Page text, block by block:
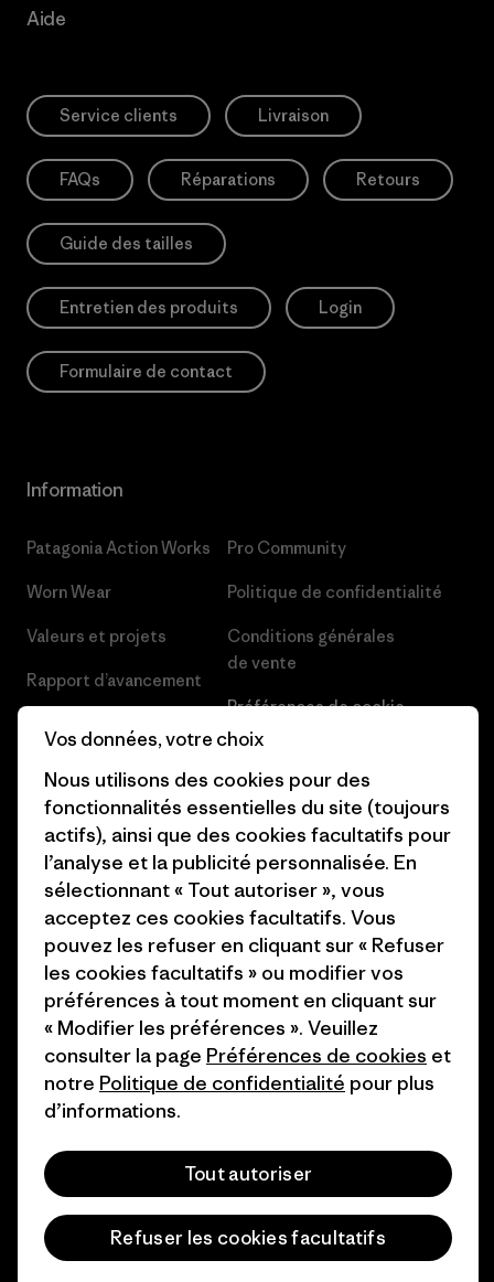
Aide
Service clients Livraison
FAQs Réparations Retours
Guide des tailles
Entretien des produits Login
Formulaire de contact
Information
Patagonia Action Works
Worn Wear
Valeurs et projets
Rapport d’avancement
Objectifs climatiques
1% For The Planet
Comment nous
finançons
Cartes cadeaux
Nos magasins
Pro Community
Politique de confidentialité
Conditions générales
de vente
Préférences de cookie
Carrières
Presse et media
Industry program
Programme d’affiliation
Patagonia Belgique Plan du
site
© 2026 Patagonia, Inc. All Rights Reserved.
Vos données, votre choix
Nous utilisons des cookies pour des
fonctionnalités essentielles du site (toujours
actifs), ainsi que des cookies facultatifs pour
l’analyse et la publicité personnalisée. En
sélectionnant « Tout autoriser », vous
acceptez ces cookies facultatifs. Vous
pouvez les refuser en cliquant sur « Refuser
les cookies facultatifs » ou modifier vos
préférences à tout moment en cliquant sur
« Modifier les préférences ». Veuillez
consulter la page Préférences de cookies et
notre Politique de confidentialité pour plus
d’informations.
Tout autoriser
Refuser les cookies facultatifs